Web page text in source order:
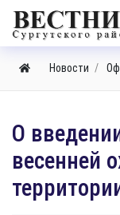
Новости
О
весенней